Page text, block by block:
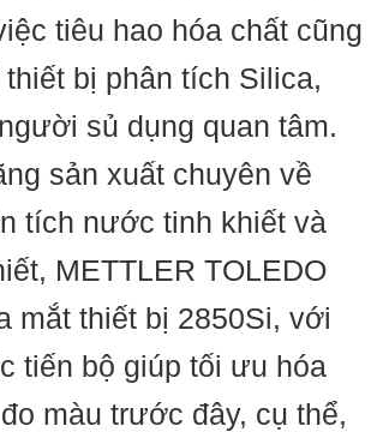
tiêu hao hóa chất cũng
bị phân tích Silica,
sủ dụng quan tâm.
sản xuất chuyên về
tích nước tinh khiết và
METTLER TOLEDO
mắt thiết bị 2850Si, với
tiến bộ giúp tối ưu hóa
màu trước đây, cụ thể,